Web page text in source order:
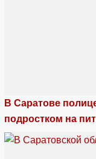
В Саратове
подростком на